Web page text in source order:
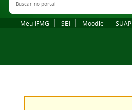
Meu IFMG SEI Moodle SUAP